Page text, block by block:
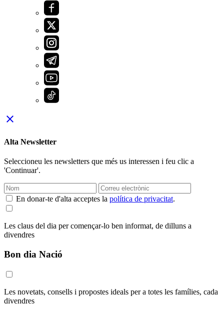
close
Alta Newsletter
Seleccioneu les newsletters que més us interessen i feu clic a
'Continuar'.
En donar-te d'alta acceptes la política de privacitat.
Les claus del dia per començar-lo ben informat, de dilluns a
divendres
Bon dia Nació
Les novetats, consells i propostes ideals per a totes les famílies, cada
divendres